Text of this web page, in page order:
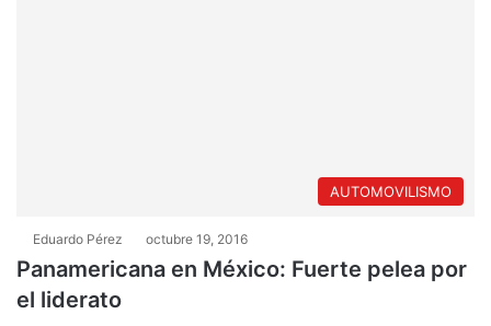
AUTOMOVILISMO
Eduardo Pérez octubre 19, 2016
Panamericana en México: Fuerte pelea por
el liderato